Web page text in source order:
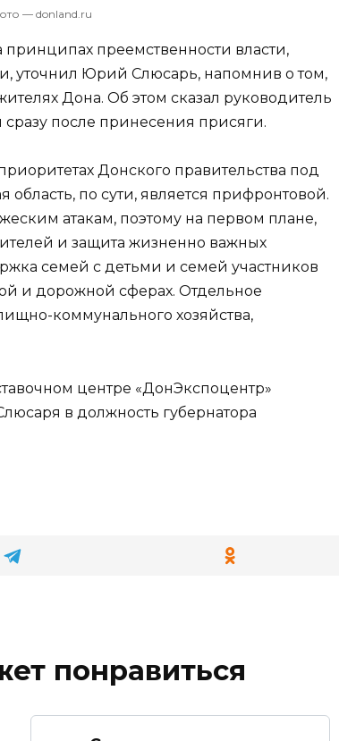
— donland.ru
преемственности власти,
уточнил Юрий Слюсарь, напомнив о том,
Дона. Об этом сказал руководитель
после принесения присяги.
Донского правительства под
область, по сути, является прифронтовой.
атакам, поэтому на первом плане,
и защита жизненно важных
семей с детьми и семей участников
и дорожной сферах. Отдельное
коммунального хозяйства,
центре «ДонЭкспоцентр»
в должность губернатора
понравиться